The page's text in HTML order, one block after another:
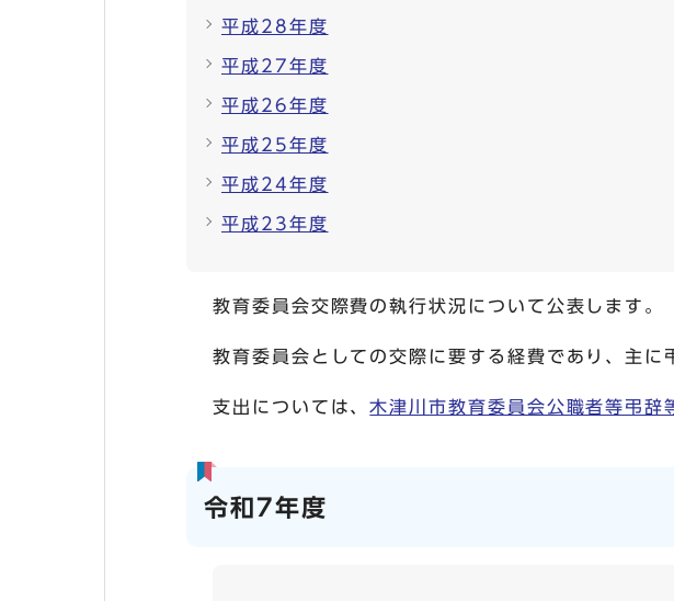
平成28年度
平成27年度
平成26年度
平成25年度
平成24年度
平成23年度
教育委員会交際費の執行状況について公表します。
教育委員会としての交際に要する経費であり、主に
支出については、木津川市教育委員会公職者等弔
令和7年度